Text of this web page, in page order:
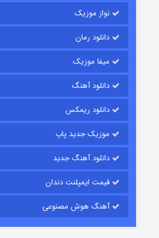
رویایی برای تو
قسمت
نواز موزیک
دانلود رمان
میفا موزیک
دانلود آهنگ
دانلود ریمکس
موزیک جدید پاپ
دانلود آهنگ جدید
قیمت ایمپلنت دندان
آهنگ هوش مصنوعی